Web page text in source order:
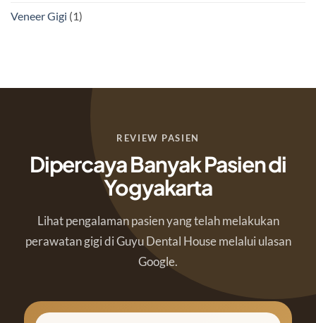
Veneer Gigi (1)
REVIEW PASIEN
Dipercaya Banyak Pasien di
Yogyakarta
Lihat pengalaman pasien yang telah melakukan
perawatan gigi di Guyu Dental House melalui ulasan
Google.